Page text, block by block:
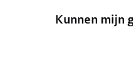
Kunnen mijn